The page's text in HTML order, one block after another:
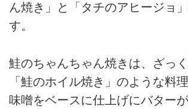
ん焼き」と「タチのアヒージョ
す。
鮭のちゃんちゃん焼きは、ざっ
「鮭のホイル焼き」のような料
味噌をベースに仕上げにバター